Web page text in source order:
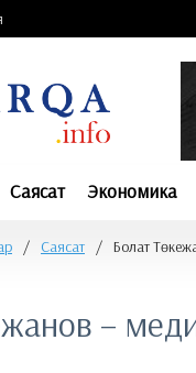
Саясат Экономика
/ Саясат / Болат
–